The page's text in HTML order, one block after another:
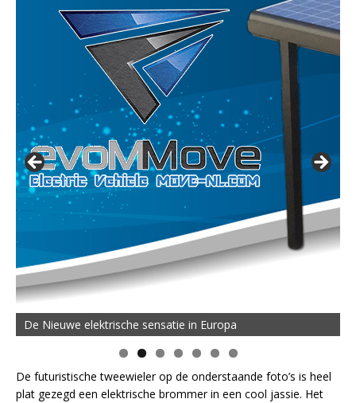
De Nieuwe elektrische sensatie in Europa
De futuristische tweewieler op de onderstaande foto’s is heel
plat gezegd een elektrische brommer in een cool jassie. Het